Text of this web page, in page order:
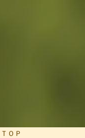
ＴＯＰ